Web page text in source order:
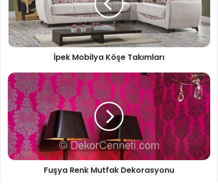
İpek Mobilya Köşe Takımları
Fuşya Renk Mutfak Dekorasyonu